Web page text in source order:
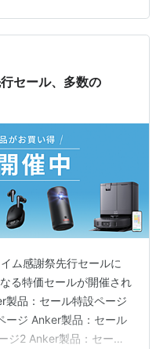
セール、多数の
ム感謝祭先行セールに
る特価セールが開催され
製品：セール特設ページ
ージ Anker製品：セール
ジ2 Anker製品：セール